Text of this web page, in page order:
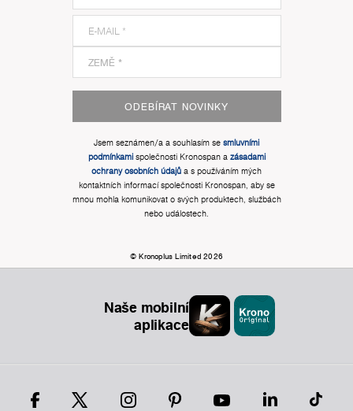
ODEBÍRAT NOVINKY
Jsem seznámen/a a souhlasím se smluvními
podmínkamispolečnosti Kronospan a zásadami
ochrany osobních údajů a s používáním mých
kontaktních informací společnosti Kronospan, aby se
mnou mohla komunikovat o svých produktech, službách
nebo událostech.
© Kronoplus Limited 2026
Naše mobilní
aplikace